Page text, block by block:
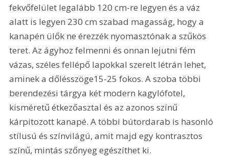
fekvőfelület legalább 120 cm-re legyen és a váz
alatt is legyen 230 cm szabad magasság, hogy a
kanapén ülők ne érezzék nyomasztónak a szűkös
teret. Az ágyhoz felmenni és onnan lejutni fém
vázas, széles fellépő lapokkal szerelt létrán lehet,
aminek a dőlésszöge15-25 fokos. A szoba többi
berendezési tárgya két modern kagylófotel,
kisméretű étkezőasztal és az azonos színű
kárpitozott kanapé. A többi bútordarab is hasonló
stílusú és színvilágú, amit majd egy kontrasztos
színű, mintás szőnyeg egészíthet ki.